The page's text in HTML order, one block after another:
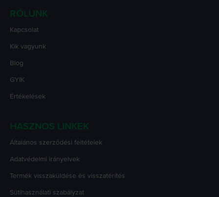
RÓLUNK
Kapcsolat
Kik vagyunk
Blog
GYIK
Értékelések
HASZNOS LINKEK
Általános szerződési feltételek
Adatvédelmi irányelvek
Termék visszaküldése és visszatérítés
Sütihasználati szabályzat